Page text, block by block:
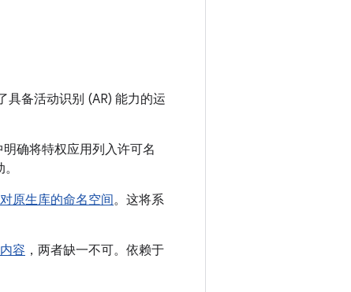
具备活动识别 (AR) 能力的运
明确将特权应用列入许可名
原生库的命名空间。这将系
容 ，两者缺一不可。依赖于